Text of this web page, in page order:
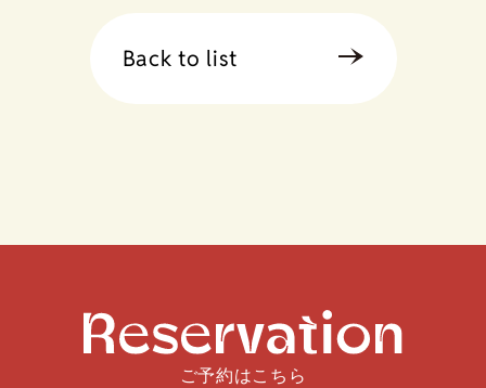
Back to list
ご予約はこちら